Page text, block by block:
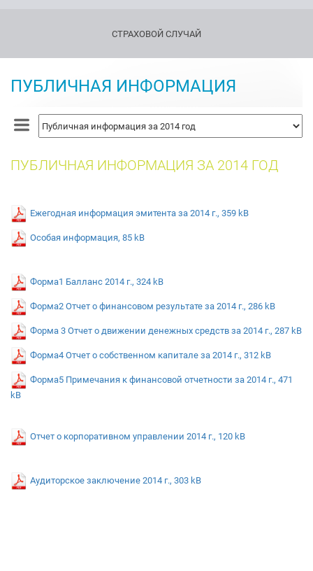
и
здоровья
Страхование
собак
СТРАХОВОЙ СЛУЧАЙ
ПУБЛИЧНАЯ ИНФОРМАЦИЯ
ПУБЛИЧНАЯ ИНФОРМАЦИЯ ЗА 2014 ГОД
Ежегодная информация эмитента за 2014 г., 359 kB
Особая информация, 85 kB
Форма1 Балланс 2014 г., 324 kB
Форма2 Отчет о финансовом результате за 2014 г., 286 kB
Форма 3 Отчет о движении денежных средств за 2014 г., 287 kB
Форма4 Отчет о собственном капитале за 2014 г., 312 kB
Форма5 Примечания к финансовой отчетности за 2014 г., 471
kB
Отчет о корпоративном управлении 2014 г., 120 kB
Аудиторское заключение 2014 г., 303 kB